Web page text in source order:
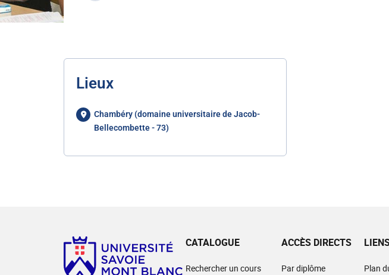
Lieux
Chambéry (domaine universitaire de Jacob-
Bellecombette - 73)
CATALOGUE
Rechercher un cours
ACCÈS DIRECTS
Par diplôme Plan